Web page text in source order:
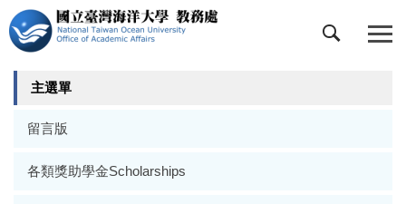
跳
到
主
要
主選單
留言版
各類獎助學金Scholarships